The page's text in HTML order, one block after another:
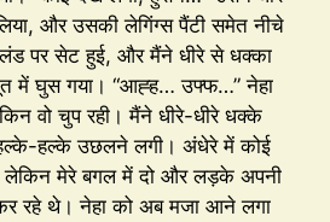
और उसकी लेगिंग्स पैंटी समेत नीचे
पर सेट हुई, और मैंने धीरे से धक्का
में घुस गया। “आह्ह… उफ्फ…” नेहा
वो चुप रही। मैंने धीरे-धीरे धक्के
हल्के-हल्के उछलने लगी। अंधेरे में कोई
लेकिन मेरे बगल में दो और लड़के अपनी
रहे थे। नेहा को अब मजा आने लगा